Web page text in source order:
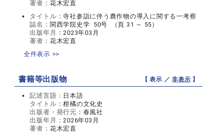
著者： 花木宏直
タイトル：寺社参詣に伴う農作物の導入に関する一考察
誌名： 関西学院史学 50号 （頁 31 ～ 55）
出版年月：2023年03月
著者： 花木宏直
全件表示 >>
書籍等出版物 【 表示 ／非表示 】
記述言語： 日本語
タイトル：柑橘の文化史
出版者・発行元： 春風社
出版年月：2026年03月
著者： 花木宏直